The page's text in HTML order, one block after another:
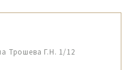
Трошева Г.Н. 1/12